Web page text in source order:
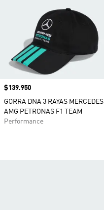
Precio
$139.950
GORRA DNA 3 RAYAS MERCEDES
AMG PETRONAS F1 TEAM
Performance